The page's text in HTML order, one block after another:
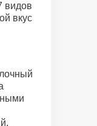
видов
вкус